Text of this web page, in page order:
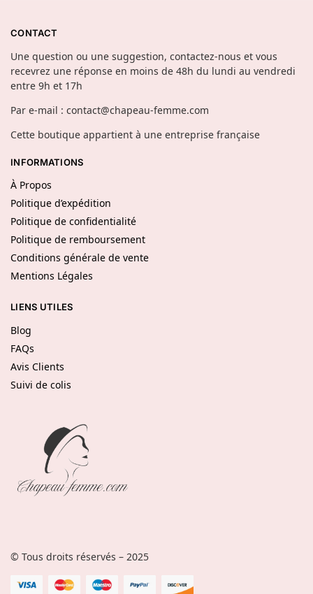
CONTACT
Une question ou une suggestion, contactez-nous et vous
recevrez une réponse en moins de 48h du lundi au vendredi
entre 9h et 17h
Par e-mail : contact@chapeau-femme.com
Cette boutique appartient à une entreprise française
INFORMATIONS
À Propos
Politique d’expédition
Politique de confidentialité
Politique de remboursement
Conditions générale de vente
Mentions Légales
LIENS UTILES
Blog
FAQs
Avis Clients
Suivi de colis
© Tous droits réservés – 2025